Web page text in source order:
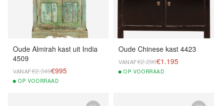
Oude Almirah kast uit India
4509
VANAF€2.349€995
OP VOORRAAD
Oude Chinese kast 4423
VANAF€2.290€1.195
OP VOORRAAD